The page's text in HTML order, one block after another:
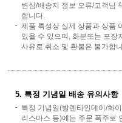
변심/배송지 정보 오류/고객님
합니다.
제품 특성상 실제 상품과 상품
있을 수 있으며, 화분또는 포장
사유로 취소 및 환불은 불가합
5. 특정 기념일 배송 유의사항
특정 기념일(발렌타인데이/화
리스마스 등)에는 주문 폭주로